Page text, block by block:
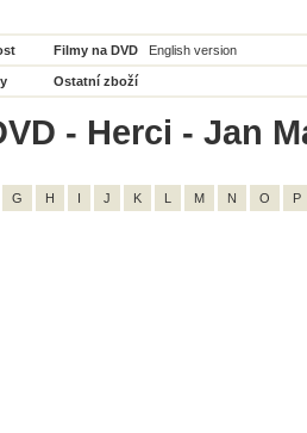
Filmy na DVD English version
Ostatní zboží
- Herci - Jan
G H I J K L M N O P